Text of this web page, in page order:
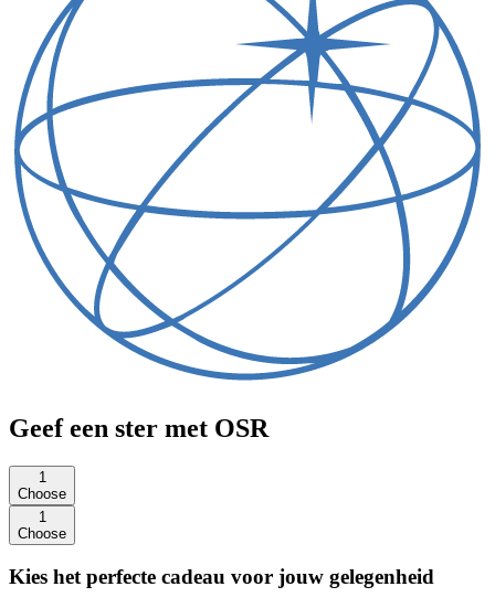
Geef een ster met OSR
1
Choose
1
Choose
Kies het perfecte cadeau voor jouw gelegenheid